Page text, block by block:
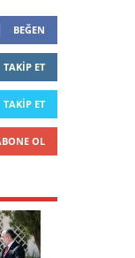
BEĞEN
TAKIP ET
TAKIP ET
OL